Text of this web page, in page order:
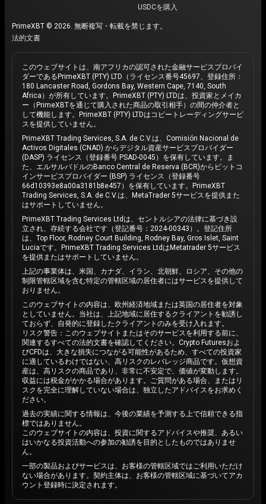
USDCを購入
PrimeXBT © 2026. 無断複写・転載を禁じます。
法的文書
このウェブサイトは、南アフリカの認可された金融サービスプロバイ
ダーであるPrimeXBT (PTY) LTD（ライセンス番号45697、登録住所：
180 Lancaster Road, Gordons Bay, Western Cape, 7140, South
Africa）が所有しています。PrimeXBT (PTY) LTDは、投資家とメイカ
ー（PrimeXBTを通じて購入された商品の取引相手）の間の仲介者と
して機能します。PrimeXBT (PTY) LTDはコピートレーディングサービ
スを提供していません。
PrimeXBT Trading Services, S.A. de C.V.は、Comisión Nacional de
Activos Digitales (CNAD) からデジタル資産サービスプロバイダー
(DASP) ライセンス（登録番号 PSAD-0045）を保有しています。ま
た、エルサルバドルのBanco Central de Reserva (BCR)からビットコ
インサービスプロバイダー (BSP) ライセンス（登録番号
66d10393e8a00a3181b8e457）を保有しています。PrimeXBT
Trading Services, S.A. de C.V.は、MetaTrader 5サービスを提供また
はサポートしていません。
PrimeXBT Trading Services Ltdは、セントルシアの法律に基づき設
立され、存続する会社です（登記番号：2024-00343）。登記住所
は、Top Floor, Rodney Court Building, Rodney Bay, Gros Islet, Saint
Luciaです。PrimeXBT Trading Services LtdはMetatrader 5サービス
を提供またはサポートしていません。
上記の事業体は、米国、カナダ、イラン、北朝鮮、ロシア、その他の
制限管轄区域を含む特定の管轄区域の居住者にはサービスを提供して
おりません。
このウェブサイトの内容は、欧州経済地域または英国の居住者を対象
としていません。当社は、上記地域に居住するクライアントを勧誘し
ておらず、自発的に登録したクライアントのみを受け入れます。
リスク警告：このウェブサイトまたはそのサービスを利用する前に、
関連するすべての法的文書を確認してください。Crypto Futuresおよ
びCFDは、大きな損失につながる可能性があるため、すべての投資家
に適しているわけではない、高リスクのレバレッジ商品です。仮想資
産は、高リスクの商品であり、非常に不安定で、価値が変動します。
収益には税金がかかる場合があります。ご質問がある場合、またはリ
スクを完全に理解していない場合は、独立したアドバイスをお求めく
ださい。
過去の実績に関する情報は、今後の業績を予測する上で信頼できる指
標ではありません。
このウェブサイトの内容は、投資に関するアドバイスや推奨、あるい
はいかなる投資活動への参加の勧誘を目的としたものではありませ
ん。
一部の製品およびサービスは、お客様の管轄区域ではご利用いただけ
ない場合があります。契約主体は、お客様の管轄区域に基づいてアカ
ウント登録時に決定されます。